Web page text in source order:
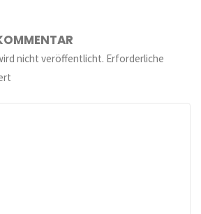
nicht veröffentlicht. Erforderliche